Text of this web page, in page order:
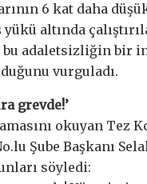
6 kat daha
yükü altında
adaletsizliğin bir
vurguladı.
grevde!’
okuyan Tez
Şube Başkanı
söyledi: